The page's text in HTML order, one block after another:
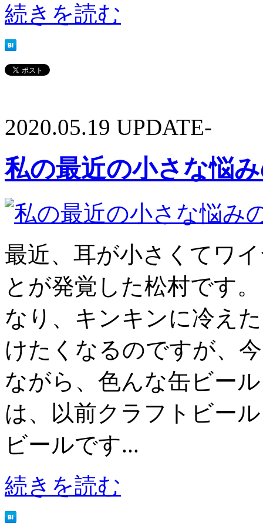
続きを読む
2020.05.19 UPDATE-
私の最近の小さな悩
最近、耳が小さくてワ
とが発覚した松村です
なり、キンキンに冷え
けたくなるのですが、
ながら、色んな缶ビー
は、以前クラフトビー
ビールです...
続きを読む